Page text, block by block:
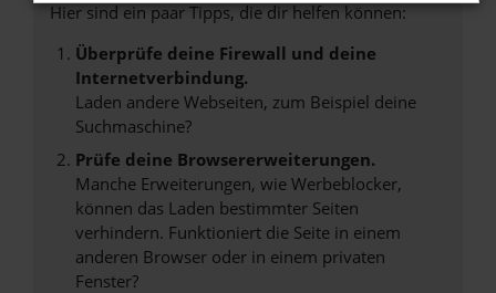
Hier sind ein paar Tipps, die dir helfen können:
Überprüfe deine Firewall und deine
Internetverbindung.
Laden andere Webseiten, zum Beispiel deine
Suchmaschine?
Prüfe deine Browsererweiterungen.
Manche Erweiterungen, wie Werbeblocker,
können das Laden bestimmter Seiten
verhindern. Funktioniert die Seite in einem
anderen Browser oder in einem privaten
Fenster?